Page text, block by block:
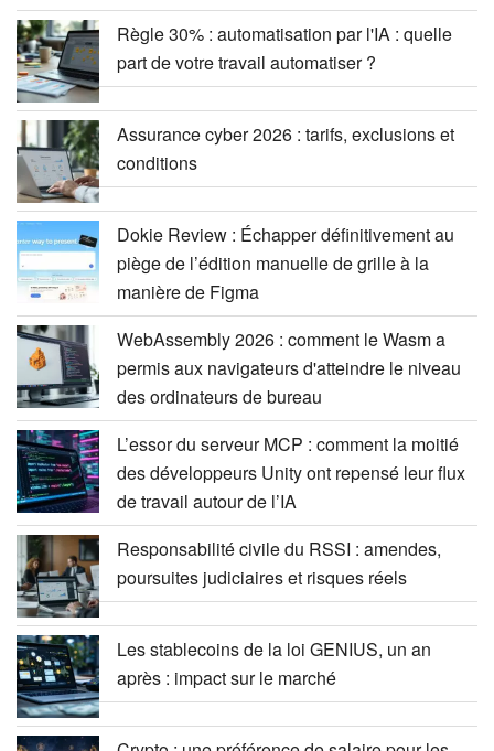
Règle 30% : automatisation par l'IA : quelle
part de votre travail automatiser ?
Assurance cyber 2026 : tarifs, exclusions et
conditions
Dokie Review : Échapper définitivement au
piège de l’édition manuelle de grille à la
manière de Figma
WebAssembly 2026 : comment le Wasm a
permis aux navigateurs d'atteindre le niveau
des ordinateurs de bureau
L’essor du serveur MCP : comment la moitié
des développeurs Unity ont repensé leur flux
de travail autour de l’IA
Responsabilité civile du RSSI : amendes,
poursuites judiciaires et risques réels
Les stablecoins de la loi GENIUS, un an
après : impact sur le marché